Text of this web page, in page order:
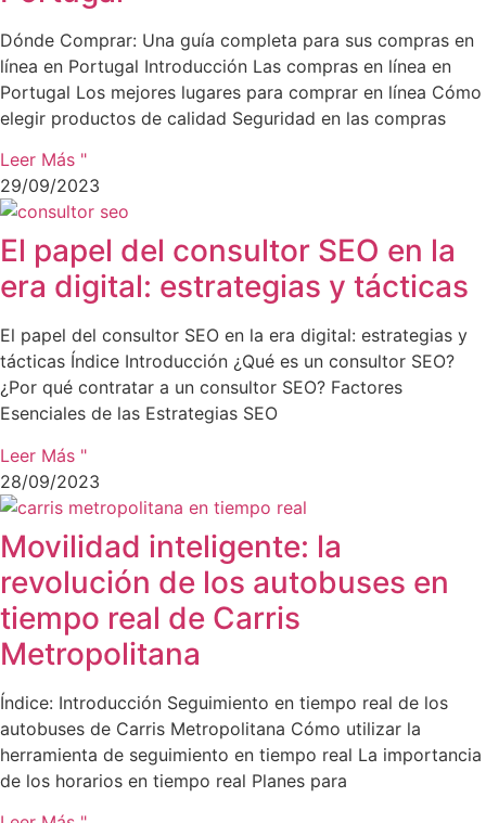
Dónde Comprar: Una guía completa para sus compras en
línea en Portugal Introducción Las compras en línea en
Portugal Los mejores lugares para comprar en línea Cómo
elegir productos de calidad Seguridad en las compras
Leer Más "
29/09/2023
El papel del consultor SEO en la
era digital: estrategias y tácticas
El papel del consultor SEO en la era digital: estrategias y
tácticas Índice Introducción ¿Qué es un consultor SEO?
¿Por qué contratar a un consultor SEO? Factores
Esenciales de las Estrategias SEO
Leer Más "
28/09/2023
Movilidad inteligente: la
revolución de los autobuses en
tiempo real de Carris
Metropolitana
Índice: Introducción Seguimiento en tiempo real de los
autobuses de Carris Metropolitana Cómo utilizar la
herramienta de seguimiento en tiempo real La importancia
de los horarios en tiempo real Planes para